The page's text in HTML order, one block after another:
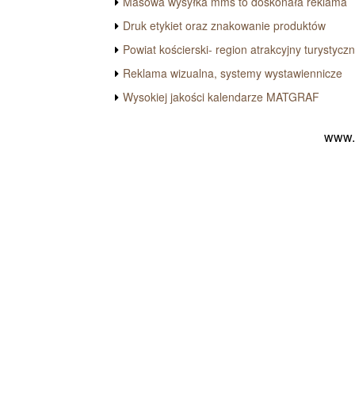
Druk etykiet oraz znakowanie produktów
Powiat kościerski- region atrakcyjny
Reklama wizualna, systemy wystawiennicze
Wysokiej jakości kalendarze MATGRAF